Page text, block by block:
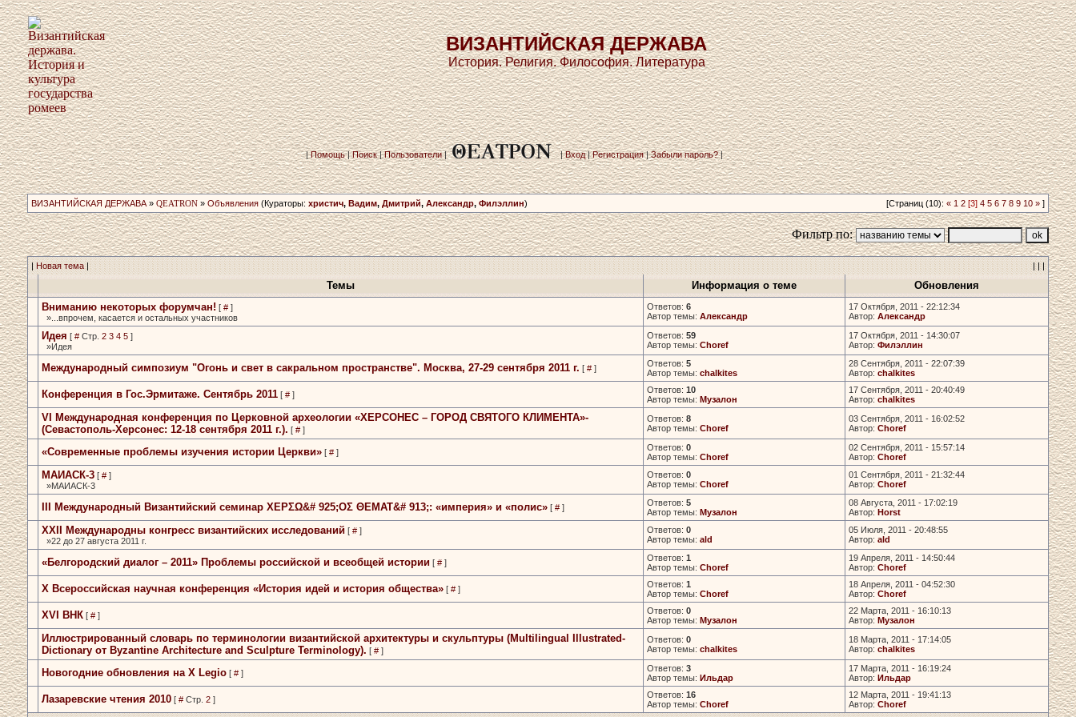
ВИЗАНТИЙСКАЯ ДЕРЖАВА
История. Религия. Философия. Литература
|Помощь|Поиск|Пользователи| |Вход|Регистрация|Забыли пароль?|
ВИЗАНТИЙСКАЯ ДЕРЖАВА » QEATRON » Объявления (Кураторы: христич, Вадим, Дмитрий, Александр, Филэллин) [Страниц (10): « 1 2 [3] 4 5 6 7 8 9 10 » ]
Фильтр по:
| Новая тема| | | |
Темы Информация о теме
Обновления
Вниманию некоторых форумчан! [ # ]
»...впрочем, касается и остальных­ участников
Ответов: 6
Автор темы: Александр
17 Октября, 2011 - 22:12:34
Автор: Александр
Идея [ # Стр. 2 3 4 5 ]
»Идея
Ответов: 59
Автор темы: Choref
17 Октября, 2011 - 14:30:07
Автор: Филэллин
Международный симпозиум­ "Огонь и свет в сакральном­ пространстве". Москва,­ 27-29 сентября 2011 г. [ # ] Ответов: 5
Автор темы: chalkites
28 Сентября, 2011 - 22:07:39
Автор: chalkites
Конференция в Гос.Эрмитаже.­ Сентябрь 2011 [ # ] Ответов: 10
Автор темы: Музалон
17 Сентября, 2011 - 20:40:49
Автор: chalkites
VI Международная конференция по­ Церковной археологии «ХЕРСОНЕС –­ ГОРОД СВЯТОГО КЛИМЕНТА»­
(Севастополь-Херсонес: 12-18­ сентября 2011 г.). [ # ]
Ответов: 8
Автор темы: Choref
03 Сентября, 2011 - 16:02:52
Автор: Choref
«Современные проблемы изучения­ истории Церкви» [ # ] Ответов: 0
Автор темы: Choref
02 Сентября, 2011 - 15:57:14
Автор: Choref
МАИАСК-3 [ # ]
»МАИАСК-3
Ответов: 0
Автор темы: Choref
01 Сентября, 2011 - 21:32:44
Автор: Choref
III Международный Византийский­­ семинар­­ ΧΕΡΣΩ&#­ 925;ΟΣ­ ΘΕΜΑΤ&#­ 913;: «империя» и «полис» [ # ] Ответов: 5
Автор темы: Музалон
08 Августа, 2011 - 17:02:19
Автор: Horst
XXII Международны конгресс­ византийских исследований [ # ]
»22 до 27 августа 2011 г.
Ответов: 0
Автор темы: ald
05 Июля, 2011 - 20:48:55
Автор: ald
«Белгородский диалог – 2011»­ Проблемы российской и всеобщей­ истории [ # ] Ответов: 1
Автор темы: Choref
19 Апреля, 2011 - 14:50:44
Автор: Choref
X Всероссийская научная­ конференция «История идей и­ история общества» [ # ] Ответов: 1
Автор темы: Choref
18 Апреля, 2011 - 04:52:30
Автор: Choref
XVI ВНК [ # ] Ответов: 0
Автор темы: Музалон
22 Марта, 2011 - 16:10:13
Автор: Музалон
Иллюстрированный словарь по­ терминологии византийской­ архитектуры и скульптуры­ (Multilingual Illustrated­
Dictionary от Byzantine­ Architecture and Sculpture­ Terminology). [ # ]
Ответов: 0
Автор темы: chalkites
18 Марта, 2011 - 17:14:05
Автор: chalkites
Новогодние обновления на X Legio [ # ] Ответов: 3
Автор темы: Ильдар
17 Марта, 2011 - 16:19:24
Автор: Ильдар
Лазаревские чтения 2010 [ # Стр. 2 ] Ответов: 16
Автор темы: Choref
12 Марта, 2011 - 19:41:13
Автор: Choref